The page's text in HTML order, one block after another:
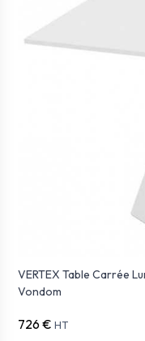
VERTEX Table Carrée
Vondom
726 € HT